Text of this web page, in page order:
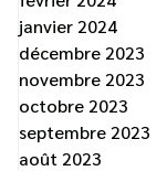
janvier 2024
décembre 2023
novembre 2023
octobre 2023
septembre 2023
août 2023